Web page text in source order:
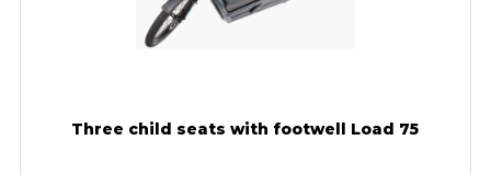
Three child seats with footwell Load 75